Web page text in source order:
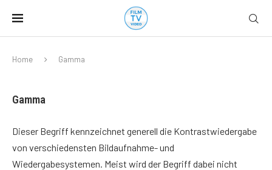
Home Gamma
Gamma
Dieser Begriff kennzeichnet generell die Kontrastwiedergabe
von verschiedensten Bildaufnahme- und
Wiedergabesystemen. Meist wird der Begriff dabei nicht